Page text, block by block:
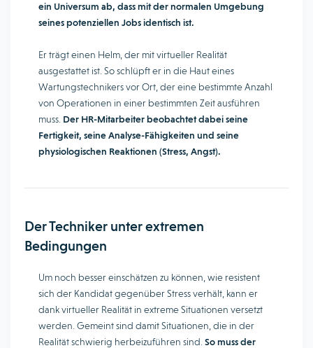
ein Universum ab, dass mit der normalen Umgebung
seines potenziellen Jobs identisch ist.
Er trägt einen Helm, der mit virtueller Realität
ausgestattet ist. So schlüpft er in die Haut eines
Wartungstechnikers vor Ort, der eine bestimmte Anzahl
von Operationen in einer bestimmten Zeit ausführen
muss. Der HR-Mitarbeiter beobachtet dabei seine
Fertigkeit, seine Analyse-Fähigkeiten und seine
physiologischen Reaktionen (Stress, Angst).
Der Techniker unter extremen
Bedingungen
Um noch besser einschätzen zu können, wie resistent
sich der Kandidat gegenüber Stress verhält, kann er
dank virtueller Realität in extreme Situationen versetzt
werden. Gemeint sind damit Situationen, die in der
Realität schwierig herbeizuführen sind. So muss der